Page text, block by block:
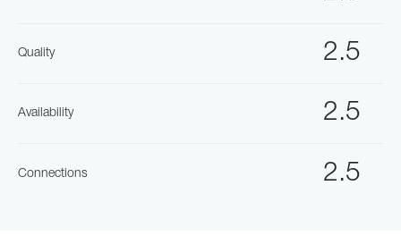
2.5
Quality
2.5
Availability
2.5
Connections